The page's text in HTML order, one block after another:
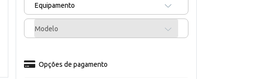
Equipamento
Modelo
Opções de pagamento